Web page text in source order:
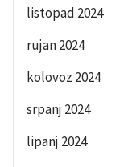
listopad 2024
rujan 2024
kolovoz 2024
srpanj 2024
lipanj 2024